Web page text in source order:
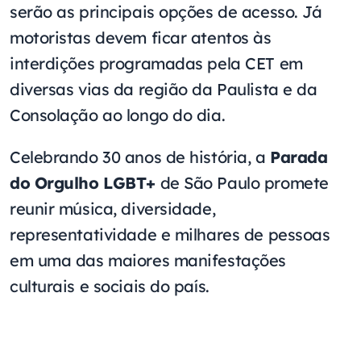
serão as principais opções de acesso. Já
motoristas devem ficar atentos às
interdições programadas pela CET em
diversas vias da região da Paulista e da
Consolação ao longo do dia.
Celebrando 30 anos de história, a Parada
do Orgulho LGBT+ de São Paulo promete
reunir música, diversidade,
representatividade e milhares de pessoas
em uma das maiores manifestações
culturais e sociais do país.